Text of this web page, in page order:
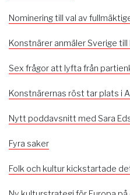
Nominering till val av
Konstnärer anmäler Sverige
Sex frågor att lyfta från
Konstnärernas röst tar plats i
Nytt poddavsnitt med Sara
Fyra saker
Folk och kultur kickstartade